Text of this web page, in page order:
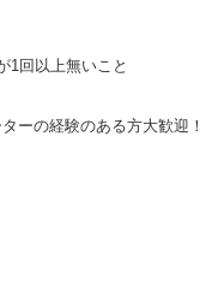
1回以上無いこと
ーの経験のある方大歓迎！